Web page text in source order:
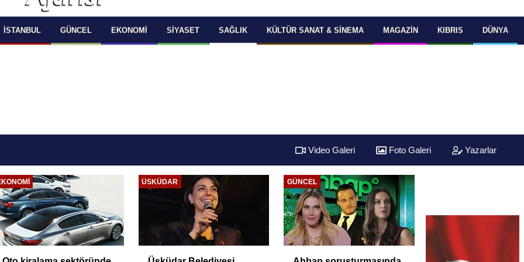
SELECT LANGUAGE YOU WOULD TO READ
OKUMAK İSTEDİĞİNİZ DİLİ SEÇİNİZ
Powered by
Translate
İSTANBUL GÜNCEL EKONOMI SIYASET SAĞLIK KÜLTÜR SANAT & SINEMA MAGAZIN KIBRIS DÜNYA
Video Galeri Foto Galeri Yazarlar
ÜSKÜDAR GÜNCEL